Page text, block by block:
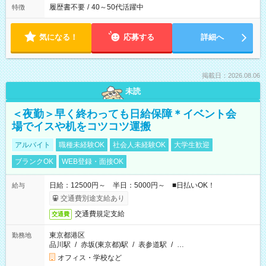
特徴 履歴書不要 / 40～50代活躍中
気になる！ 応募する 詳細へ
掲載日：2026.08.06
未読
＜夜勤＞早く終わっても日給保障＊イベント会
場でイスや机をコツコツ運搬
アルバイト 職種未経験OK 社会人未経験OK
大学生歓迎
ブランクOK
WEB登録・面接OK
給与
日給：12500円～ 半日：5000円～ ■日払いOK！
交通費別途支給あり
交通費 交通費規定支給
勤務地
東京都港区
品川駅 / 赤坂(東京都)駅 / 表参道駅 / …
オフィス・学校など